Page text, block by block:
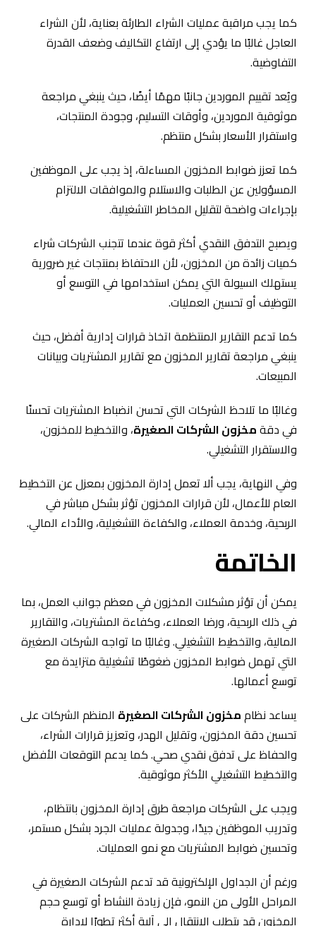
كما يجب مراقبة عمليات الشراء الطارئة بعناية، لأن الشراء
العاجل غالبًا ما يؤدي إلى ارتفاع التكاليف وضعف القدرة
التفاوضية.
ويُعد تقييم الموردين جانبًا مهمًا أيضًا، حيث ينبغي مراجعة
موثوقية الموردين، وأوقات التسليم، وجودة المنتجات،
واستقرار الأسعار بشكل منتظم.
كما تعزز ضوابط المخزون المساءلة، إذ يجب على الموظفين
المسؤولين عن الطلبات والاستلام والموافقات الالتزام
بإجراءات واضحة لتقليل المخاطر التشغيلية.
ويصبح التدفق النقدي أكثر قوة عندما تتجنب الشركات شراء
كميات زائدة من المخزون، لأن الاحتفاظ بمنتجات غير ضرورية
يستهلك السيولة التي يمكن استخدامها في التوسع أو
التوظيف أو تحسين العمليات.
كما تدعم التقارير المنتظمة اتخاذ قرارات إدارية أفضل، حيث
ينبغي مراجعة تقارير المخزون مع تقارير المشتريات وبيانات
المبيعات.
وغالبًا ما تلاحظ الشركات التي تحسن انضباط المشتريات تحسنًا
في دقةمخزون الشركات الصغيرة، والتخطيط للمخزون،
والاستقرار التشغيلي.
وفي النهاية، يجب ألا تعمل إدارة المخزون بمعزل عن التخطيط
العام للأعمال، لأن قرارات المخزون تؤثر بشكل مباشر في
الربحية، وخدمة العملاء، والكفاءة التشغيلية، والأداء المالي.
الخاتمة
يمكن أن تؤثر مشكلات المخزون في معظم جوانب العمل، بما
في ذلك الربحية، ورضا العملاء، وكفاءة المشتريات، والتقارير
المالية، والتخطيط التشغيلي. وغالبًا ما تواجه الشركات الصغيرة
التي تهمل ضوابط المخزون ضغوطًا تشغيلية متزايدة مع
توسع أعمالها.
يساعد نظاممخزون الشركات الصغيرة المنظم الشركات على
تحسين دقة المخزون، وتقليل الهدر، وتعزيز قرارات الشراء،
والحفاظ على تدفق نقدي صحي. كما يدعم التوقعات الأفضل
والتخطيط التشغيلي الأكثر موثوقية.
ويجب على الشركات مراجعة طرق إدارة المخزون بانتظام،
وتدريب الموظفين جيدًا، وجدولة عمليات الجرد بشكل مستمر،
وتحسين ضوابط المشتريات مع نمو العمليات.
ورغم أن الجداول الإلكترونية قد تدعم الشركات الصغيرة في
المراحل الأولى من النمو، فإن زيادة النشاط أو توسع حجم
المخزون قد يتطلب الانتقال إلى آلية أكثر تطورًا لإدارة